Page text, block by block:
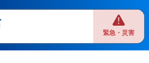
緊急・災害